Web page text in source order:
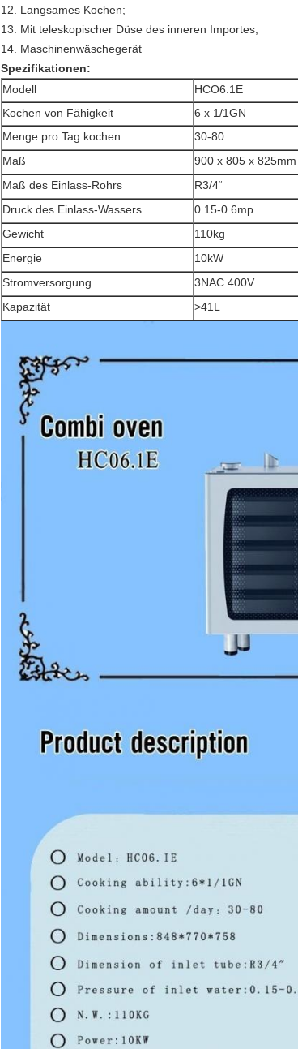
12. Langsames Kochen;
13. Mit teleskopischer Düse des inneren Importes;
14. Maschinenwäschegerät
Spezifikationen:
Modell
HCO6.1E
Kochen von Fähigkeit
6 x 1/1GN
Menge pro Tag kochen
30-80
Maß
900 x 805 x 825mm
Maß des Einlass-Rohrs
R3/4“
Druck des Einlass-Wassers
0.15-0.6mp
Gewicht
110kg
Energie
10kW
Stromversorgung
3NAC 400V
Kapazität
>41L